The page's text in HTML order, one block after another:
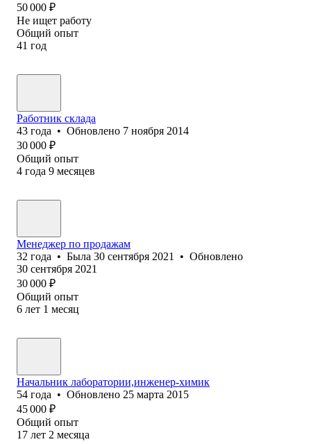
50 000 ₽
Не ищет работу
Общий опыт
41 год
Работник склада
43 года • Обновлено 7 ноября 2014
30 000 ₽
Общий опыт
4 года 9 месяцев
Менеджер по продажам
32 года • Была 30 сентября 2021 • Обновлено
30 сентября 2021
30 000 ₽
Общий опыт
6 лет 1 месяц
Начальник лаборатории,инженер-химик
54 года • Обновлено 25 марта 2015
45 000 ₽
Общий опыт
17 лет 2 месяца